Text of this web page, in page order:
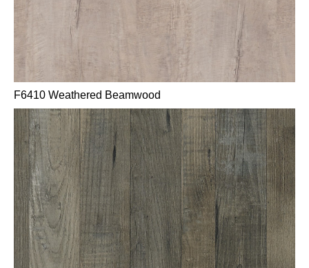
F6410 Weathered Beamwood